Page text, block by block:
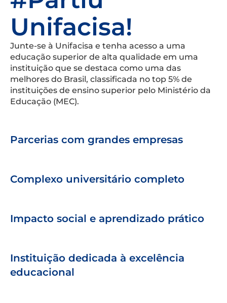
Unifacisa!
Junte-se à Unifacisa e tenha acesso a uma
educação superior de alta qualidade em uma
instituição que se destaca como uma das
melhores do Brasil, classificada no top 5% de
instituições de ensino superior pelo Ministério da
Educação (MEC).
Parcerias com grandes empresas
Complexo universitário completo
Impacto social e aprendizado prático
Instituição dedicada à excelência
educacional